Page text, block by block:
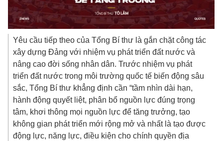
Yêu cầu tiếp theo của Tổng Bí thư là gắn chặt công tác
xây dựng Đảng với nhiệm vụ phát triển đất nước và
nâng cao đời sống nhân dân. Trước nhiệm vụ phát
triển đất nước trong môi trường quốc tế biến động sâu
sắc, Tổng Bí thư khẳng định cần “tầm nhìn dài hạn,
hành động quyết liệt, phân bổ nguồn lực đúng trọng
tâm, khơi thông mọi nguồn lực để tăng trưởng, tạo
không gian phát triển mới rộng mở và nhất là tạo được
động lực, năng lực, điều kiện cho chính quyền địa